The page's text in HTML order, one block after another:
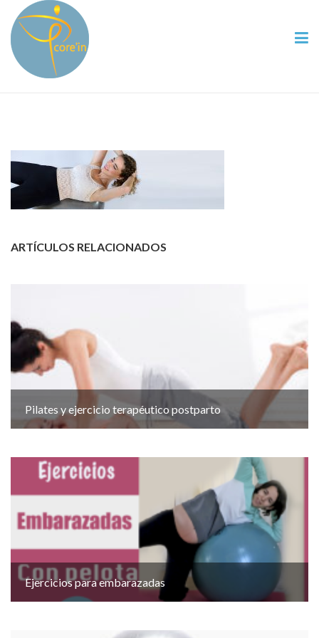
ARTÍCULOS RELACIONADOS
Pilates y ejercicio terapéutico postparto
Ejercicios para embarazadas